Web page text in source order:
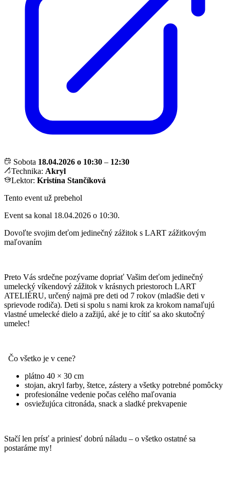
Sobota 18.04.2026 o 10:30 – 12:30
Technika: Akryl
Lektor: Kristína Stančíková
Tento event už prebehol
Event sa konal 18.04.2026 o 10:30.
Dovoľte svojim deťom jedinečný zážitok s LART zážitkovým
maľovaním
Preto Vás srdečne pozývame dopriať Vašim deťom jedinečný
umelecký víkendový zážitok v krásnych priestoroch LART
ATELIÉRU, určený najmä pre deti od 7 rokov (mladšie deti v
sprievode rodiča). Deti si spolu s nami krok za krokom namaľujú
vlastné umelecké dielo a zažijú, aké je to cítiť sa ako skutočný
umelec!
Čo všetko je v cene?
plátno 40 × 30 cm
stojan, akryl farby, štetce, zástery a všetky potrebné pomôcky
profesionálne vedenie počas celého maľovania
osviežujúca citronáda, snack a sladké prekvapenie
Stačí len prísť a priniesť dobrú náladu – o všetko ostatné sa
postaráme my!